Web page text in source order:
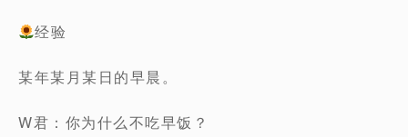
经验
某年某月某日的早晨。
W君：你为什么不吃早饭？